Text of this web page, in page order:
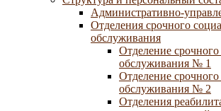
Административно-
Отделения срочного
обслуживания
Отделение
обслуживания № 1
Отделение
обслуживания № 2
Отделения